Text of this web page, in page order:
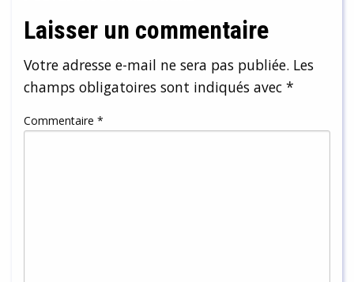
Laisser un commentaire
Votre adresse e-mail ne sera pas publiée. Les
champs obligatoires sont indiqués avec *
Commentaire *